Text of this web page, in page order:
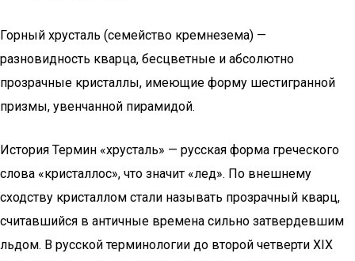
Горный хрусталь (семейство кремнезема) —
разновидность кварца, бесцветные и абсолютно
прозрачные кристаллы, имеющие форму шестигранной
призмы, увенчанной пирамидой.
История Термин «хрусталь» — русская форма греческого
слова «кристаллос», что значит «лед». По внешнему
сходству кристаллом стали называть прозрачный кварц,
считавшийся в античные времена сильно затвердевшим
льдом. В русской терминологии до второй четверти XIX